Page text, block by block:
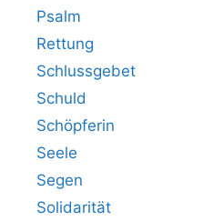
Psalm
Rettung
Schlussgebet
Schuld
Schöpferin
Seele
Segen
Solidarität